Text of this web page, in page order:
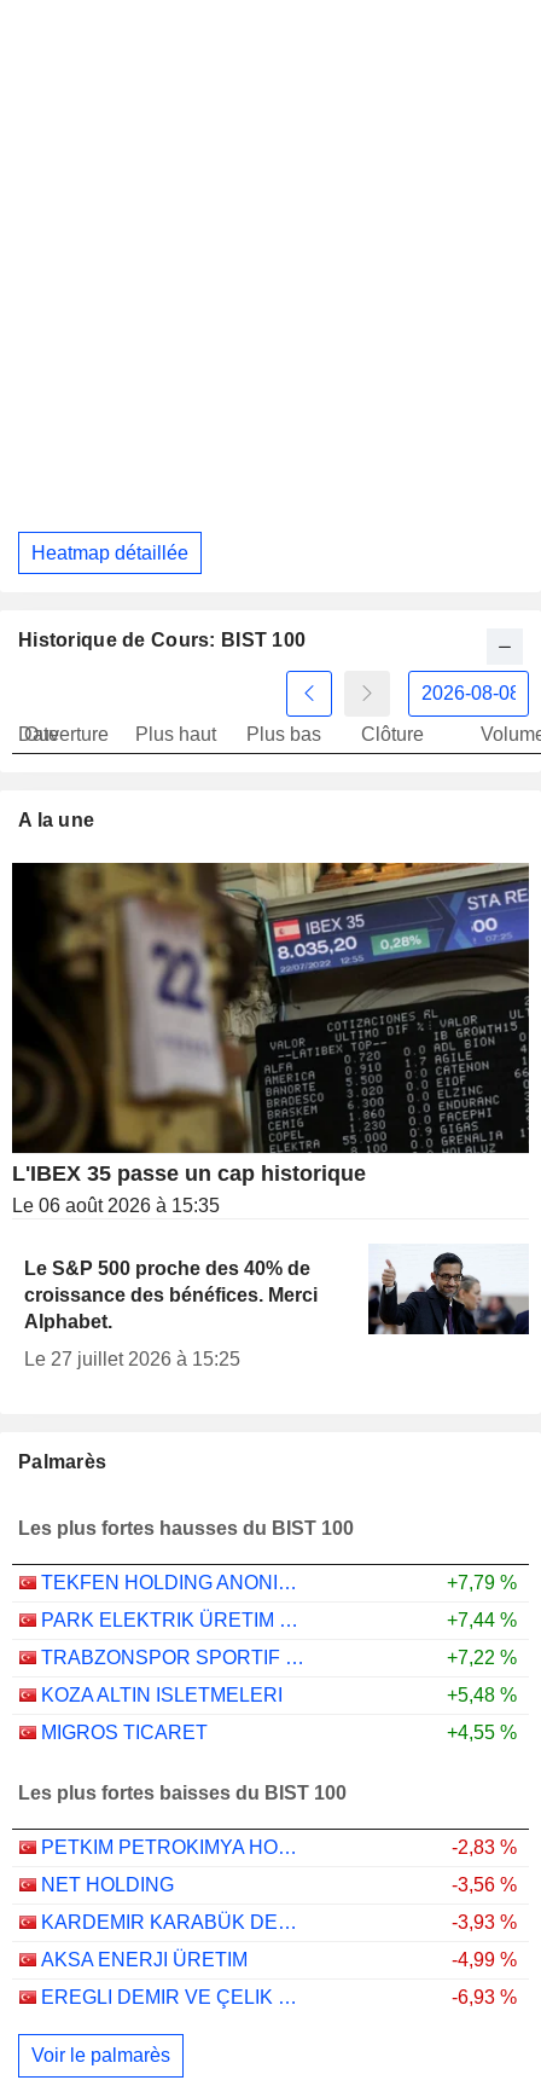
Heatmap détaillée
Historique de Cours: BIST 100
Date
Ouverture Plus haut Plus bas Clôture
A la une
L'IBEX 35 passe un cap historique
Le 06 août 2026 à 15:35
Le S&P 500 proche des 40% de
croissance des bénéfices. Merci
Alphabet.
Le 27 juillet 2026 à 15:25
Palmarès
Les plus fortes hausses du BIST 100
TEKFEN HOLDING ANONIM SIRKETI
+7,79 %
PARK ELEKTRIK ÜRETIM MADENCILIK SANAYI VE TICARET
+7,44 %
TRABZONSPOR SPORTIF YATIRIM VE FUTBOL ISLETMECILIGI TICARET
+7,22 %
KOZA ALTIN ISLETMELERI
+5,48 %
MIGROS TICARET
+4,55 %
Les plus fortes baisses du BIST 100
PETKIM PETROKIMYA HOLDING ANONIM SIRKETI
-2,83 %
NET HOLDING
-3,56 %
KARDEMIR KARABÜK DEMIR ÇELIK SANAYI VE TICARET
-3,93 %
AKSA ENERJI ÜRETIM
-4,99 %
EREGLI DEMIR VE ÇELIK FABRIKALARI T.A.S.
-6,93 %
Voir le palmarès